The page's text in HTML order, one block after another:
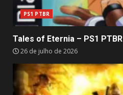
PS1 PTBR
Tales of Eternia – PS1 PTBR
26 de julho de 2026